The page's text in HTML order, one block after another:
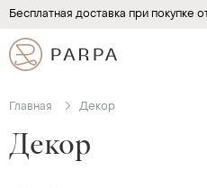
Бесплатная доставка при покупке
Главная Декор
Декор